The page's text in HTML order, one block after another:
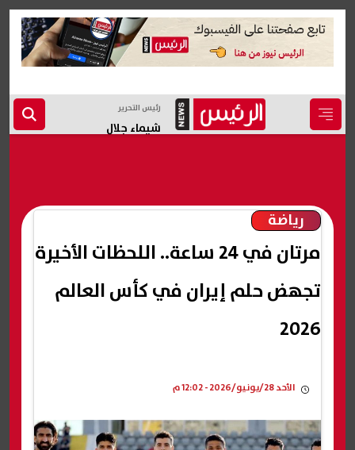
رئيس التحرير
شيماء جلال
رياضة
مرتان في 24 ساعة.. اللحظات الأخيرة
تجهض حلم إيران في كأس العالم
2026
الأحد 28/يونيو/2026 - 12:02 م